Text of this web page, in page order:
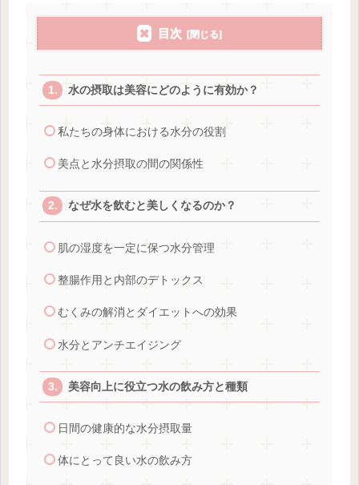
目次
水の摂取は美容にどのように有効か？
私たちの身体における水分の役割
美点と水分摂取の間の関係性
なぜ水を飲むと美しくなるのか？
肌の湿度を一定に保つ水分管理
整腸作用と内部のデトックス
むくみの解消とダイエットへの効果
水分とアンチエイジング
美容向上に役立つ水の飲み方と種類
日間の健康的な水分摂取量
体にとって良い水の飲み方